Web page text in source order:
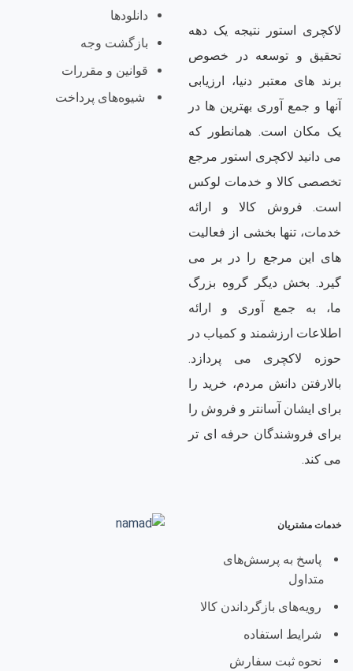
لاکچری استور نتیجه یک دهه
تحقیق و توسعه در خصوص
برند های معتبر دنیا، ارزیابی
آنها و جمع آوری بهترین ها در
یک مکان است. همانطور که
می دانید لاکچری استور مرجع
تخصصی کالا و خدمات لوکس
است. فروش کالا و ارائه
خدمات، تنها بخشی از فعالیت
های این مرجع را در بر می
گیرد. بخش دیگر گروه بزرگ
ما، به جمع آوری و ارائه
اطلاعات ارزشمند و کمیاب در
حوزه لاکچری می پردازد.
بالارفتن دانش مردم، خرید را
برای ایشان آسانتر و فروش را
برای فروشندگان حرفه ای تر
می کند.
دانلودها
بازگشت وجه
قوانین و مقررات
شیوه‌های پرداخت
خدمات مشتریان
پاسخ به پرسش‌های
متداول
رویه‌های بازگرداندن کالا
شرایط استفاده
نحوه ثبت سفارش